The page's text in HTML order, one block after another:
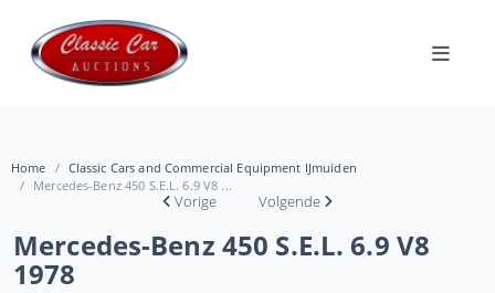
Home
Classic Cars and Commercial Equipment IJmuiden
Mercedes-Benz 450 S.E.L. 6.9 V8 ...
Vorige Volgende
Mercedes-Benz 450 S.E.L. 6.9 V8
1978